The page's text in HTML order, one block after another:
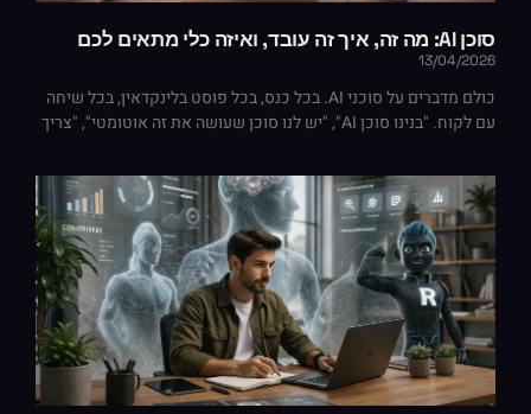
סוכן AI: מה זה, איך זה עובד, ואיזה כלי מתאים לכם
13/04/2026
כולם מדברים על סוכני AI. בכל כנס, בכל פוסט בלינקדאין, בכל שיחה
עם לקוח. "בנינו סוכן AI", "יש לנו סוכן שעושה את זה אוטומטי", "צריך